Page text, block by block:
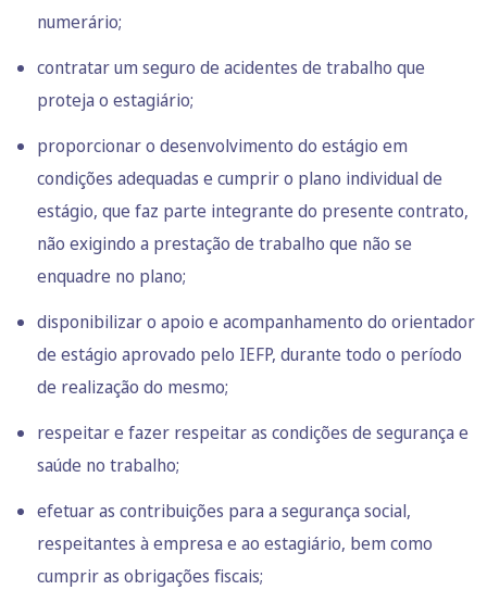
numerário;
contratar um seguro de acidentes de trabalho que
proteja o estagiário;
proporcionar o desenvolvimento do estágio em
condições adequadas e cumprir o plano individual de
estágio, que faz parte integrante do presente contrato,
não exigindo a prestação de trabalho que não se
enquadre no plano;
disponibilizar o apoio e acompanhamento do orientador
de estágio aprovado pelo IEFP, durante todo o período
de realização do mesmo;
respeitar e fazer respeitar as condições de segurança e
saúde no trabalho;
efetuar as contribuições para a segurança social,
respeitantes à empresa e ao estagiário, bem como
cumprir as obrigações fiscais;